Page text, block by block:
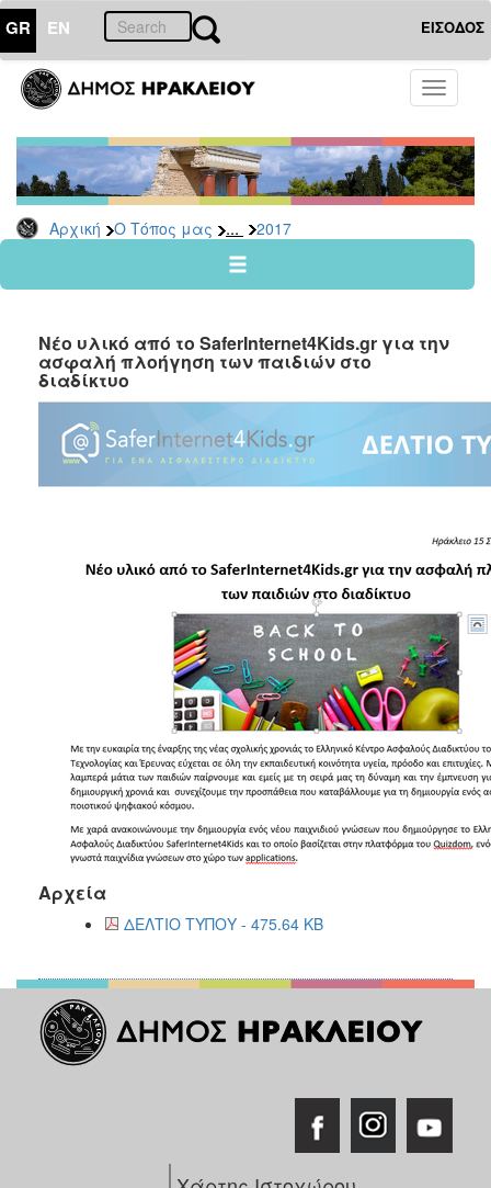
GR EN ΕΙΣΟΔΟΣ
Toggle
Αρχική Ο Τόπος μας ... 2017
ΤΟΠΟΣ
ΜΑΣ
Ανακοινώσεις
Αρχείο
2026
2024
2022
2021
2020
2019
2018
ΠΟΛΙΤΙΣΜΟΣ
ΠΟΛΗ
Νέο υλικό από το SaferInternet4Kids.gr για την
ασφαλή πλοήγηση των παιδιών στο
διαδίκτυο
Αρχεία
ΔΕΛΤΙΟ ΤΥΠΟΥ - 475.64 KB